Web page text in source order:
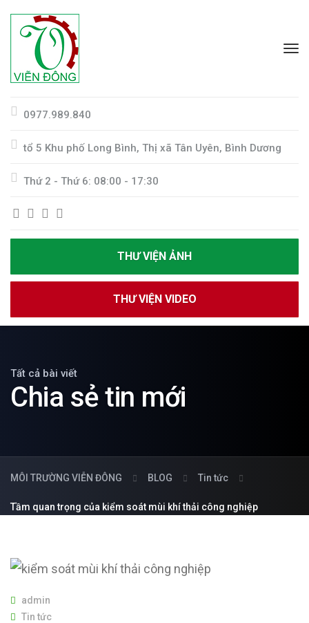
0977.989.840
tổ 5 Khu phố Long Bình, Thị xã Tân Uyên, Bình Dương
Thứ 2 - Thứ 6: 08:00 - 17:30
THƯ VIỆN ẢNH
THƯ VIỆN VIDEO
Tất cả bài viết
Chia sẻ tin mới
MÔI TRƯỜNG VIỄN ĐÔNG BLOG Tin tức
Tầm quan trọng của kiểm soát mùi khí thải công nghiệp
admin
Tin tức